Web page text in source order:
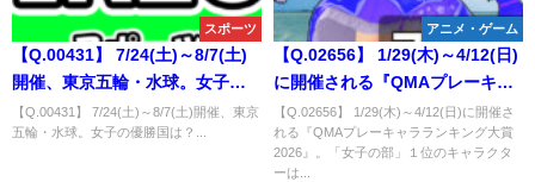
スポーツ
【Q.00431】 7/24(土)～8/7(土)
開催、東京五輪・水球。女子の
優勝国は？
【Q.00431】 7/24(土)～8/7(土)開催、東京
五輪・水球。女子の優勝国は？...
アニメ・ゲーム
【Q.02656】 1/29(木)～4/12(日)
に開催される『QMAプレーキャ
ラランキング大賞2026』。「女
子の部」１位のキャラクター
は？
【Q.02656】 1/29(木)～4/12(日)に開催さ
れる『QMAプレーキャラランキング大賞
2026』。「女子の部」１位のキャラクタ
ーは...